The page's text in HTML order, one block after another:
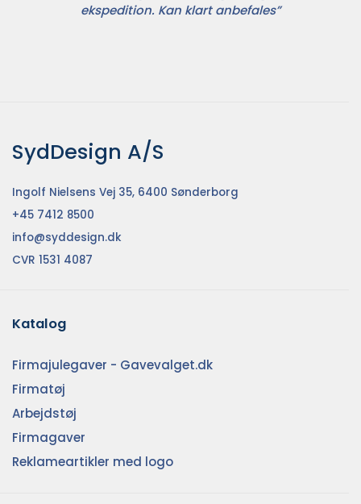
ekspedition. Kan klart anbefales”
SydDesign A/S
Ingolf Nielsens Vej 35, 6400 Sønderborg
+45 7412 8500
info@syddesign.dk
CVR 1531 4087
Katalog
Firmajulegaver - Gavevalget.dk
Firmatøj
Arbejdstøj
Firmagaver
Reklameartikler med logo